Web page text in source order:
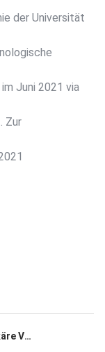
der Universität
Juni 2021 via
Zur
Das Pferd im Kinderzimmer. Prekäre Verwandtschaft um 1900. Vortrag von Stephan Zandt